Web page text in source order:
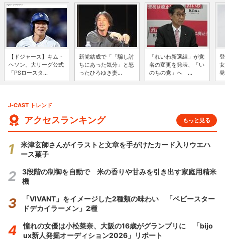
【ドジャース】キム・
ヘソン、大リーグ公式
「PSロースタ...
新党結成で「「騙し討
ちにあった気分」と怒
ったひろゆき妻...
「れいわ新選組」が党
名の変更を発表、「い
のちの党」へ ...
J-CAST トレンド
アクセスランキング もっと見る
米津玄師さんがイラストと文章を手がけたカード入りウエハ
ース菓子
3段階の制御を自動で 米の香りや甘みを引き出す家庭用精米
機
「VIVANT」をイメージした2種類の味わい 「ベビースター
ドデカイラーメン」2種
憧れの女優は小松菜奈、大阪の16歳がグランプリに 「bijo
ux新人発掘オーディション2026」リポート